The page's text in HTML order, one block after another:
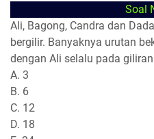
Soal
Ali, Bagong, Candra dan
bergilir. Banyaknya urutan
dengan Ali selalu pada
A. 3
B. 6
C. 12
D. 18